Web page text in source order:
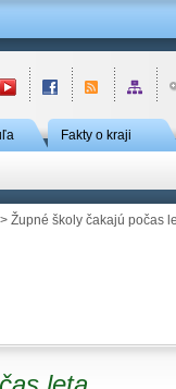
Fakty o kraji
> Župné školy čakajú počas